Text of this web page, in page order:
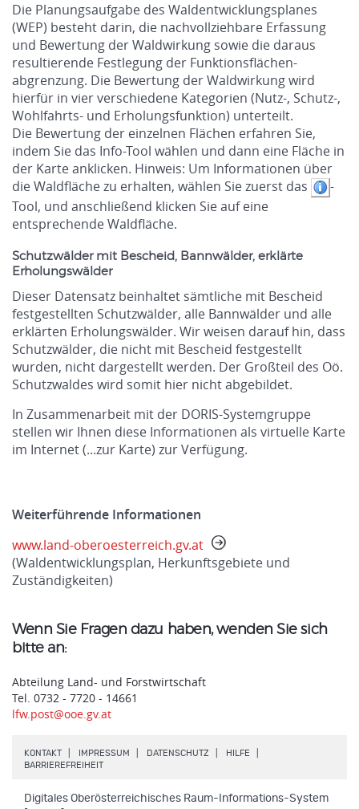
Die Planungsaufgabe des Waldentwicklungsplanes
(WEP) besteht darin, die nachvollziehbare Erfassung
und Bewertung der Waldwirkung sowie die daraus
resultierende Festlegung der Funktionsflächen-
abgrenzung. Die Bewertung der Waldwirkung wird
hierfür in vier verschiedene Kategorien (Nutz-, Schutz-,
Wohlfahrts- und Erholungsfunktion) unterteilt.
Die Bewertung der einzelnen Flächen erfahren Sie,
indem Sie das Info-Tool wählen und dann eine Fläche in
der Karte anklicken. Hinweis: Um Informationen über
die Waldfläche zu erhalten, wählen Sie zuerst das
-
Tool, und anschließend klicken Sie auf eine
entsprechende Waldfläche.
Schutzwälder mit Bescheid, Bannwälder, erklärte
Erholungswälder
Dieser Datensatz beinhaltet sämtliche mit Bescheid
festgestellten Schutzwälder, alle Bannwälder und alle
erklärten Erholungswälder. Wir weisen darauf hin, dass
Schutzwälder, die nicht mit Bescheid festgestellt
wurden, nicht dargestellt werden. Der Großteil des Oö.
Schutzwaldes wird somit hier nicht abgebildet.
In Zusammenarbeit mit der DORIS-Systemgruppe
stellen wir Ihnen diese Informationen als virtuelle Karte
im Internet (...zur Karte) zur Verfügung.
Weiterführende Informationen
www.land-oberoesterreich.gv.at
(Waldentwicklungsplan, Herkunftsgebiete und
Zuständigkeiten)
Wenn Sie Fragen dazu haben, wenden Sie sich
bitte an:
Abteilung Land- und Forstwirtschaft
Tel. 0732 - 7720 - 14661
lfw.post@ooe.gv.at
KONTAKT IMPRESSUM DATENSCHUTZ HILFE
BARRIEREFREIHEIT.
Digitales Oberösterreichisches Raum-Informations-System